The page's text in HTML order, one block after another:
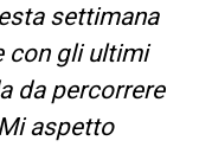
settimana
con gli ultimi
da percorrere
aspetto